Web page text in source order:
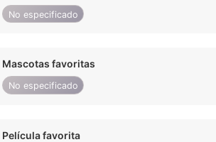
No especificado
Mascotas favoritas
No especificado
Película favorita